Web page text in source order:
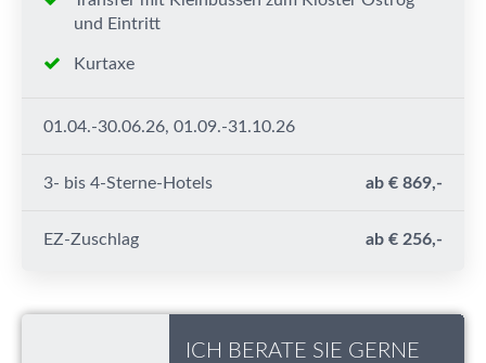
und Eintritt
Kurtaxe
01.04.-30.06.26, 01.09.-31.10.26
3- bis 4-Sterne-Hotels ab € 869,-
EZ-Zuschlag ab € 256,-
ICH BERATE SIE GERNE